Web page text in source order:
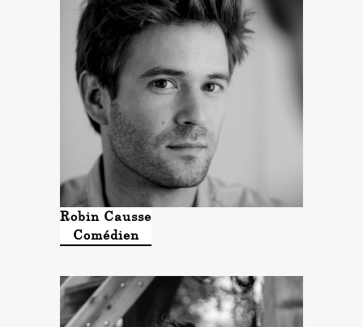
Robin Causse
Comédien